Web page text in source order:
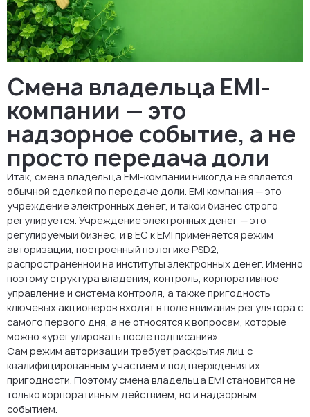
Как выглядит хорошо подготовленная смена владельца EMI
Вывод: относитесь к этому как к трансформации
лицензированного бизнеса под надзором
Смена владельца EMI-
компании — это
надзорное событие, а не
просто передача доли
Итак, смена владельца EMI-компании никогда не является
обычной сделкой по передаче доли. EMI компания — это
учреждение электронных денег, и такой бизнес строго
регулируется. Учреждение электронных денег — это
регулируемый бизнес, и в ЕС к EMI применяется режим
авторизации, построенный по логике PSD2,
распространённой на институты электронных денег. Именно
поэтому структура владения, контроль, корпоративное
управление и система контроля, а также пригодность
ключевых акционеров входят в поле внимания регулятора с
самого первого дня, а не относятся к вопросам, которые
можно «урегулировать после подписания».
Сам режим авторизации требует раскрытия лиц с
квалифицированным участием и подтверждения их
пригодности. Поэтому смена владельца EMI становится не
только корпоративным действием, но и надзорным
событием.